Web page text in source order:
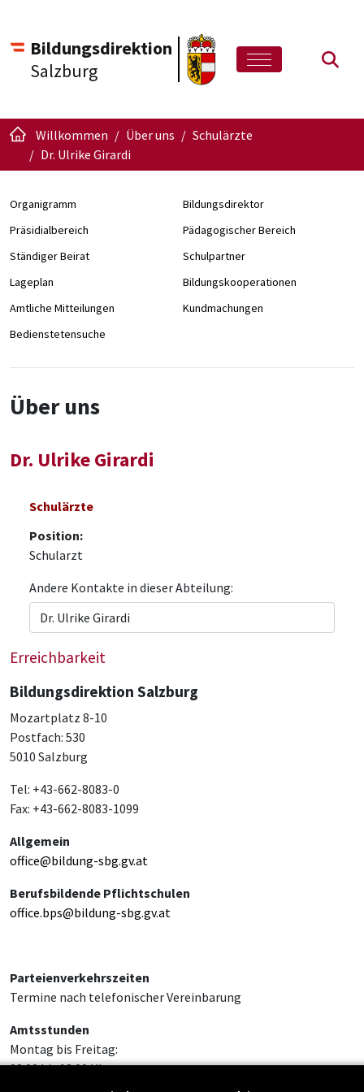
Bildungsdirektion
Salzburg
Willkommen Über uns
Schulärzte
Dr. Ulrike Girardi
Organigramm
Bildungsdirektor
Präsidialbereich
Pädagogischer Bereich
Ständiger Beirat
Schulpartner
Lageplan
Bildungskooperationen
Amtliche Mitteilungen
Kundmachungen
Bedienstetensuche
Über uns
Dr. Ulrike Girardi
Schulärzte
Position:
Schularzt
Andere Kontakte in dieser Abteilung:
Erreichbarkeit
Bildungsdirektion Salzburg
Mozartplatz 8-10
Postfach: 530
5010 Salzburg
Tel: +43-662-8083-0
Fax: +43-662-8083-1099
Allgemein
office@bildung-sbg.gv.at
Berufsbildende Pflichtschulen
office.bps@bildung-sbg.gv.at
Parteienverkehrszeiten
Termine nach telefonischer Vereinbarung
Amtsstunden
Montag bis Freitag:
08:00 bis 12:00 Uhr